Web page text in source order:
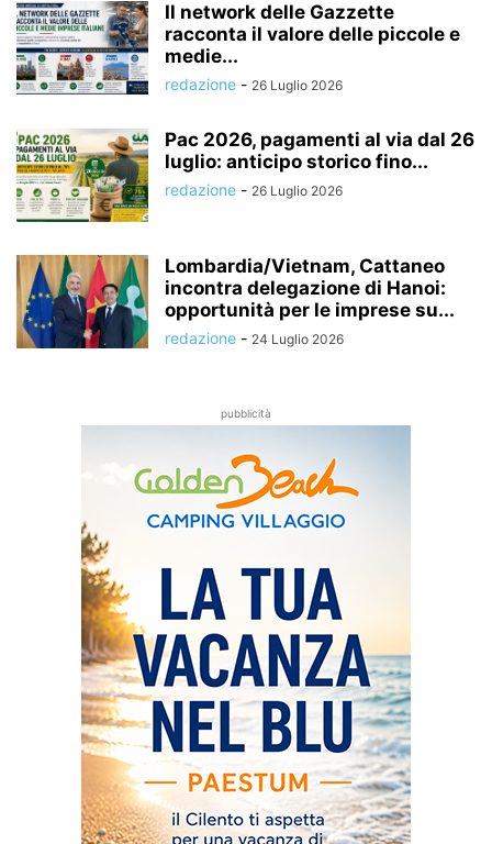
Il network delle Gazzette
racconta il valore delle piccole e
medie...
redazione - 26 Luglio 2026
Pac 2026, pagamenti al via dal 26
luglio: anticipo storico fino...
redazione - 26 Luglio 2026
Lombardia/Vietnam, Cattaneo
incontra delegazione di Hanoi:
opportunità per le imprese su...
redazione - 24 Luglio 2026
pubblicità